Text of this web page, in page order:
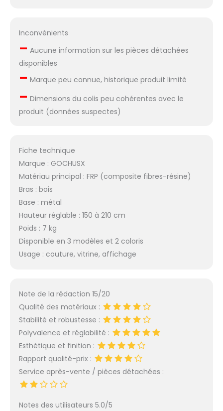
Inconvénients
– Aucune information sur les pièces détachées
disponibles
– Marque peu connue, historique produit limité
– Dimensions du colis peu cohérentes avec le
produit (données suspectes)
Fiche technique
Marque : GOCHUSX
Matériau principal : FRP (composite fibres-résine)
Bras : bois
Base : métal
Hauteur réglable : 150 à 210 cm
Poids : 7 kg
Disponible en 3 modèles et 2 coloris
Usage : couture, vitrine, affichage
Note de la rédaction 15/20
Qualité des matériaux :
Stabilité et robustesse :
Polyvalence et réglabilité :
Esthétique et finition :
Rapport qualité-prix :
Service après-vente / pièces détachées :
Notes des utilisateurs 5.0/5